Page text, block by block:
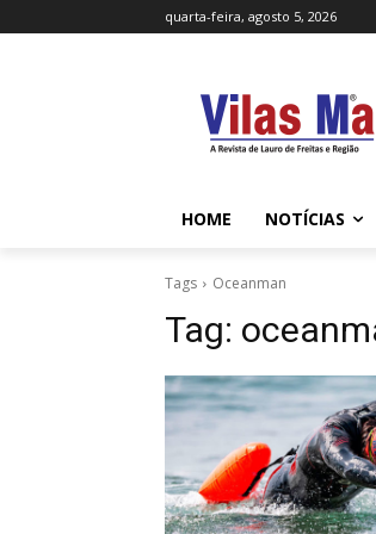
quarta-feira, agosto 5, 2026
HOME NOTÍCIAS
Tags Oceanman
Tag: